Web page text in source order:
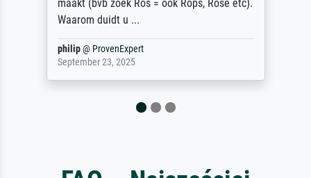
Jürgen @ProvenExpert
April 22, 2026